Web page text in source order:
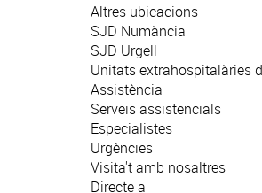
Altres ubicacions
SJD Numància
SJD Urgell
Unitats extrahospitalàries
Assistència
Serveis assistencials
Especialistes
Urgències
Visita't amb nosaltres
Directe a